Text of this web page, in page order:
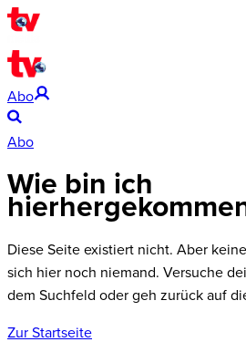
Abo
Abo
Wie bin ich
Diese Seite existiert nicht. Aber
sich hier noch niemand. Versuche
dem Suchfeld oder geh zurück auf
Zur Startseite